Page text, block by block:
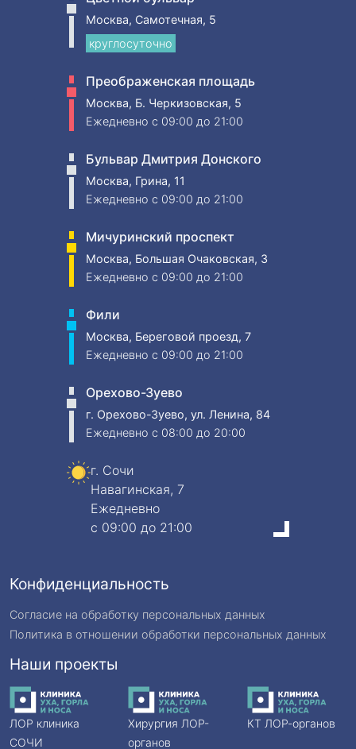
Москва, Самотечная, 5
круглосуточно
Преображенская площадь
Москва, Б. Черкизовская, 5
Ежедневно c 09:00 до 21:00
Бульвар Дмитрия Донского
Москва, Грина, 11
Ежедневно c 09:00 до 21:00
Мичуринский проспект
Москва, Большая Очаковская, 3
Ежедневно c 09:00 до 21:00
Фили
Москва, Береговой проезд, 7
Ежедневно c 09:00 до 21:00
Орехово-Зуево
г. Орехово-Зуево, ул. Ленина, 84
Ежедневно c 08:00 до 20:00
г. Сочи
Навагинская, 7
Ежедневно
c 09:00 до 21:00
Конфиденциальность
Согласие на обработку персональных данных
Политика в отношении обработки персональных данных
Наши проекты
ЛОР клиника
СОЧИ
Хирургия ЛОР-
органов
КТ ЛОР-органов